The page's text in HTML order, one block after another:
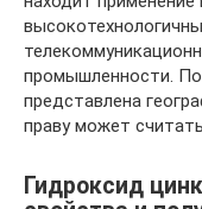
промышленности.
представлена
праву может
Гидроксид